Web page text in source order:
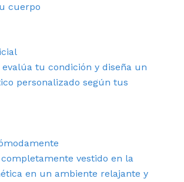
cuerpo
evalúa tu condición y diseña un
personalizado según tus
completamente vestido en la
en un ambiente relajante y